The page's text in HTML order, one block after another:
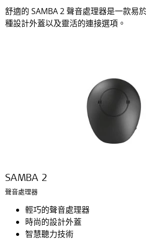
舒適的 SAMBA 2 聲音處理器是一款易
種設計外蓋以及靈活的連接選項。
SAMBA 2
聲音處理器
輕巧的聲音處理器
時尚的設計外蓋
智慧聽力技術